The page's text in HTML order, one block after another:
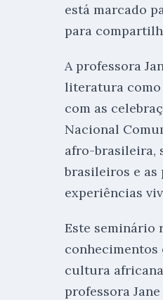
está marcado
para
A professora
literatura como
com as
Nacional
afro-brasileira,
brasileiros e as
experiências
Este seminário
conhecimentos
cultura
professora